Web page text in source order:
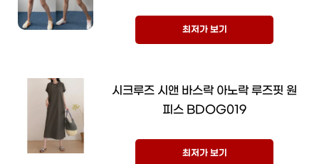
최저가 보기
시크루즈 시앤 바스락 아노락 루즈핏 원
피스 BDOG019
최저가 보기